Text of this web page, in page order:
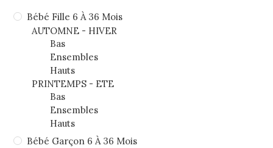
Bébé Fille 6 À 36 Mois
AUTOMNE - HIVER
Bas
Ensembles
Hauts
PRINTEMPS - ETE
Bas
Ensembles
Hauts
Bébé Garçon 6 À 36 Mois